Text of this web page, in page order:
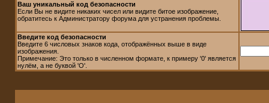
Ваш уникальный код безопасности
Если Вы не видите никаких чисел или видите битое изображение,
обратитесь к Администратору форума для устранения проблемы.
Введите код безопасности
Введите 6 числовых знаков кода, отображённых выше в виде
изображения.
Примечание: Это только в численном формате, к примеру '0' является
нулём, а не буквой 'O'.